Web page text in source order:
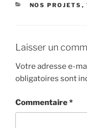
CATÉGORIES
NOS PROJETS ,
Laisser un
Votre adresse e-
obligatoires sont
Commentaire*